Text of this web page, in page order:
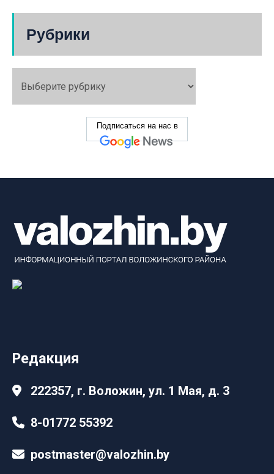
Рубрики
Подписаться на нас в
Редакция
222357, г. Воложин, ул. 1 Мая, д. 3
8-01772 55392
postmaster@valozhin.by